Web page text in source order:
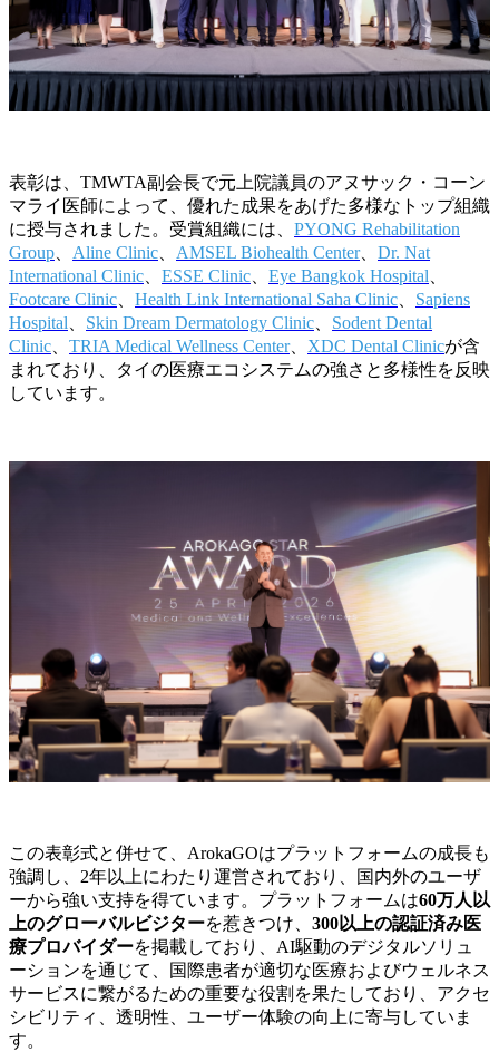
表彰は、TMWTA副会長で元上院議員のアヌサック・コーン
マライ医師によって、優れた成果をあげた多様なトップ組織
に授与されました。受賞組織には、 PYONG Rehabilitation
Group
Aline Clinic AMSEL Biohealth Center、 Dr. Nat
International Clinic
ESSE Clinic Eye Bangkok Hospital
Footcare Clinic
Health Link International Saha Clinic
Sapiens
Hospital
Skin Dream Dermatology Clinic
Sodent Dental
Clinic
TRIA Medical Wellness Center、 XDC Dental Clinicが含
まれており、タイの医療エコシステムの強さと多様性を反映
しています。
この表彰式と併せて、ArokaGOはプラットフォームの成長も
強調し、2年以上にわたり運営されており、国内外のユーザ
ーから強い支持を得ています。プラットフォームは60万人以
上のグローバルビジターを惹きつけ、 300以上の認証済み医
療プロバイダーを掲載しており、AI駆動のデジタルソリュ
ーションを通じて、国際患者が適切な医療およびウェルネス
サービスに繋がるための重要な役割を果たしており、アクセ
シビリティ、透明性、ユーザー体験の向上に寄与していま
す。